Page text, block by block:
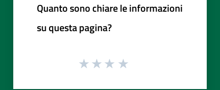
Quanto sono chiare le informazioni
su questa pagina?